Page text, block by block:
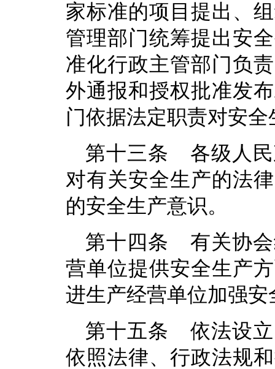
家标准的项目提出、
管理部门统筹提出安
准化行政主管部门负
外通报和授权批准发
门依据法定职责对安
第十三条 各级人民
对有关安全生产的法
的安全生产意识。
第十四条 有关协会
营单位提供安全生产
进生产经营单位加强
第十五条 依法设立
依照法律、行政法规